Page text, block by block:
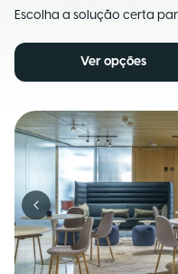
Escolha a solução certa
Ver opções
Previous slide